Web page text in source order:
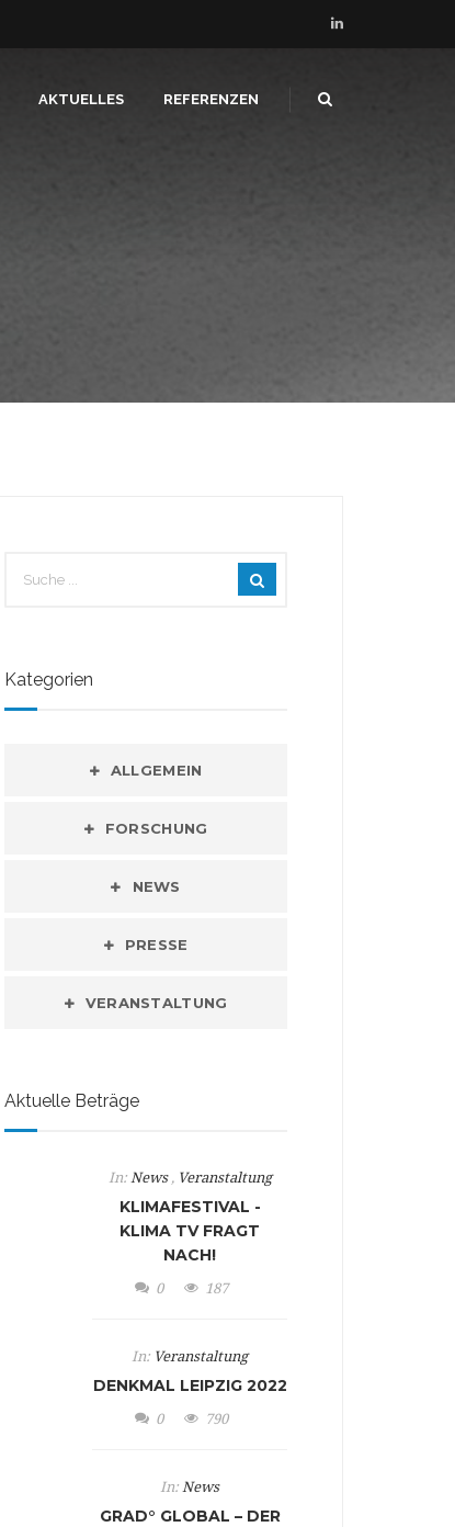
AKTUELLES REFERENZEN
Kategorien
ALLGEMEIN
FORSCHUNG
NEWS
PRESSE
VERANSTALTUNG
Aktuelle Beträge
In: News, Veranstaltung
KLIMAFESTIVAL -
KLIMA TV FRAGT
NACH!
0 187
In: Veranstaltung
DENKMAL LEIPZIG 2022
0 790
In: News
GRAD° GLOBAL – DER